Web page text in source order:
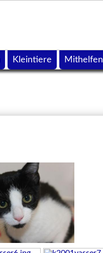
Kleintiere Mithelfen